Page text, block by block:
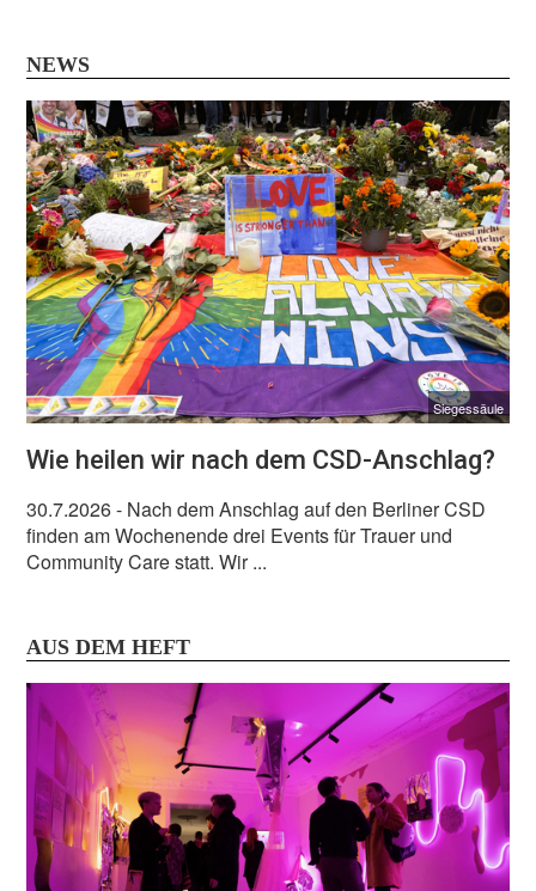
NEWS
Siegessäule
Wie heilen wir nach dem CSD-Anschlag?
30.7.2026- Nach dem Anschlag auf den Berliner CSD
finden am Wochenende drei Events für Trauer und
Community Care statt. Wir ...
AUS DEM HEFT